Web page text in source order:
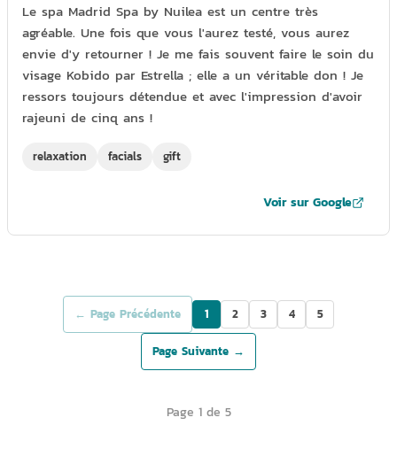
Le spa Madrid Spa by Nuilea est un centre très
agréable. Une fois que vous l'aurez testé, vous aurez
envie d'y retourner ! Je me fais souvent faire le soin du
visage Kobido par Estrella ; elle a un véritable don ! Je
ressors toujours détendue et avec l'impression d'avoir
rajeuni de cinq ans !
relaxation facials gift
Voir sur Google
← Page Précédente 1 2 3 4 5
Page Suivante →
Page 1 de 5